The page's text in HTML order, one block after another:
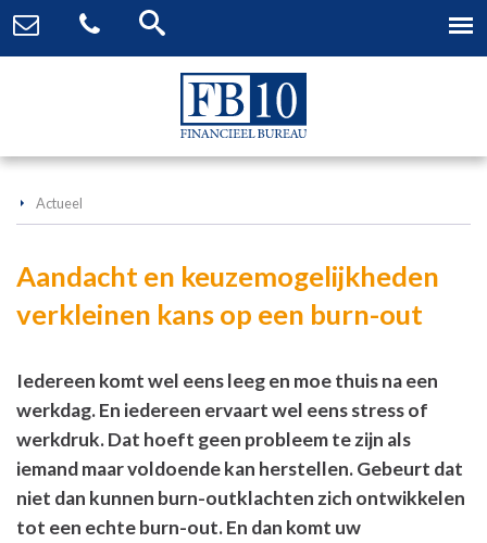
Actueel
Aandacht en keuzemogelijkheden
verkleinen kans op een burn-out
Iedereen komt wel eens leeg en moe thuis na een
werkdag. En iedereen ervaart wel eens stress of
werkdruk. Dat hoeft geen probleem te zijn als
iemand maar voldoende kan herstellen. Gebeurt dat
niet dan kunnen burn-outklachten zich ontwikkelen
tot een echte burn-out. En dan komt uw